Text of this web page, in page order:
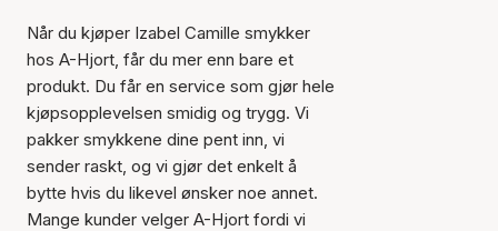
Når du kjøper Izabel Camille smykker
hos A-Hjort, får du mer enn bare et
produkt. Du får en service som gjør hele
kjøpsopplevelsen smidig og trygg. Vi
pakker smykkene dine pent inn, vi
sender raskt, og vi gjør det enkelt å
bytte hvis du likevel ønsker noe annet.
Mange kunder velger A-Hjort fordi vi